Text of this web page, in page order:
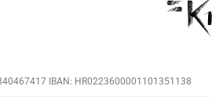
IBAN: HR0223600001101351138